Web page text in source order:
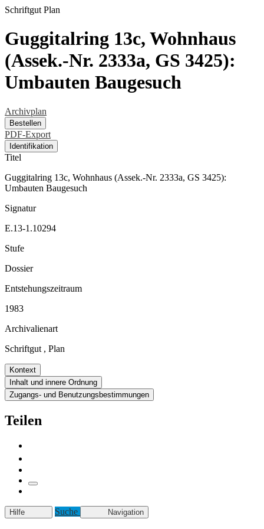
Schriftgut Plan
Guggitalring 13c, Wohnhaus
(Assek.-Nr. 2333a, GS 3425):
Umbauten Baugesuch
Archivplan
Bestellen
PDF-Export
Identifikation
Titel
Guggitalring 13c, Wohnhaus (Assek.-Nr. 2333a, GS 3425):
Umbauten Baugesuch
Signatur
E.13-1.10294
Stufe
Dossier
Entstehungszeitraum
1983
Archivalienart
Schriftgut , Plan
Kontext
Inhalt und innere Ordnung
Zugangs- und Benutzungsbestimmungen
Teilen
Hilfe Suche Navigation